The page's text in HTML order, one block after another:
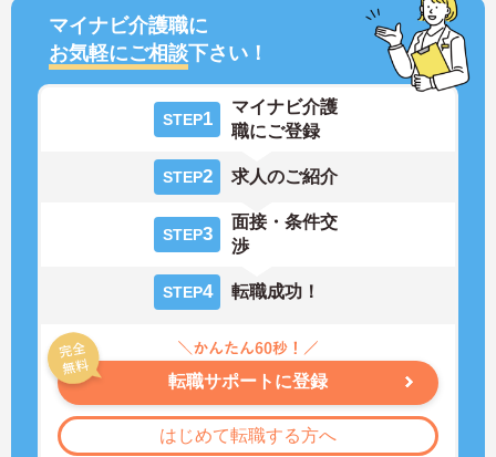
マイナビ介護職に
お気軽にご相談下さい！
STEP1
マイナビ介護
職にご登録
STEP2 求人のご紹介
STEP3
面接・条件交
渉
STEP4 転職成功！
転職サポートに登録
はじめて転職する方へ